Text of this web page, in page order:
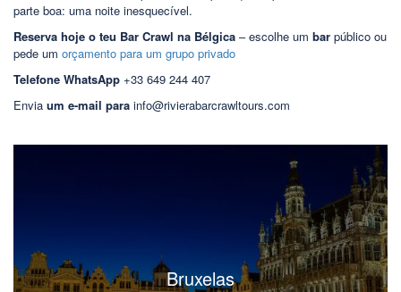
parte boa: uma noite inesquecível.
Reserva hoje o teu Bar Crawl na Bélgica – escolhe um bar público ou
pede um orçamento para um grupo privado
Telefone WhatsApp +33 649 244 407
Envia um e-mail para info@rivierabarcrawltours.com
Bruxelas